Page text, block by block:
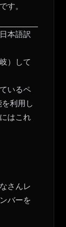
す。
本語訳
）して
いるペ
利用し
にはこれ
さんレ
バーを